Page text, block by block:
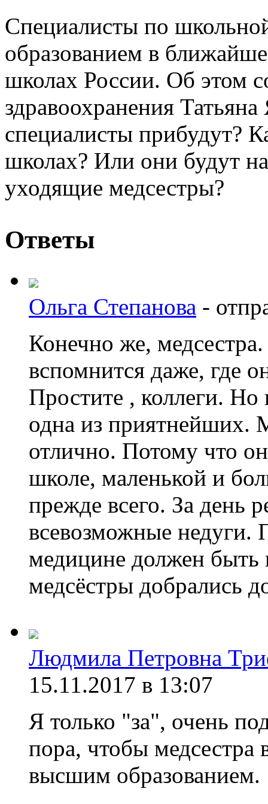
Специалисты по
образованием в
школах России. Об этом
здравоохранения
специалисты прибудут?
школах? Или они будут
уходящие медсестры?
Ответы
Ольга Степанова -
Конечно же,
вспомнится даже, где
Простите , коллеги. Но
одна из приятнейших.
отлично. Потому что
школе, маленькой и
прежде всего. За день
всевозможные недуги.
медицине должен
медсёстры добрались
Людмила Петровна
15.11.2017 в 13:07
Я только "за", очень
пора, чтобы медсестра
высшим образованием.